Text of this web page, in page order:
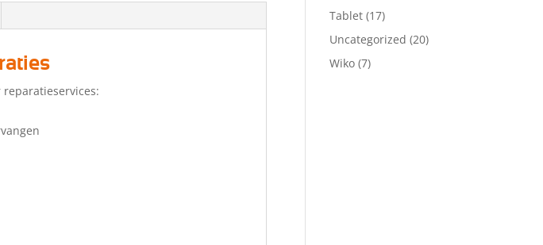
Tablet (17)
Uncategorized (20)
Wiko (7)